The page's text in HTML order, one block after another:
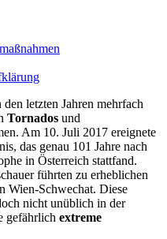
den letzten Jahren mehrfach
Tornados und
Am 10. Juli 2017 ereignete
das genau 101 Jahre nach
in Österreich stattfand.
führten zu erheblichen
Wien-Schwechat. Diese
nicht unüblich in der
gefährlich extreme